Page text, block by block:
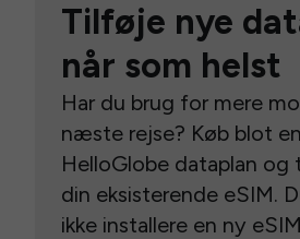
Tilføje nye
når som helst
Har du brug for mere
næste rejse? Køb blot
HelloGlobe dataplan
din eksisterende eSIM.
ikke installere en ny